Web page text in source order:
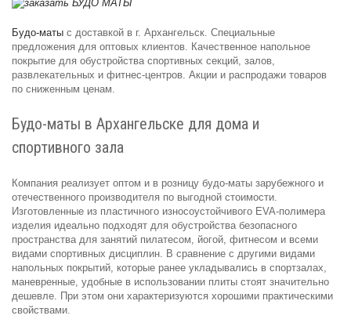
Будо-маты с доставкой в г. Архангельск. Специальные
предложения для оптовых клиентов. Качественное напольное
покрытие для обустройства спортивных секций, залов,
развлекательных и фитнес-центров. Акции и распродажи товаров
по сниженным ценам.
Будо-маты в Архангельске для дома и
спортивного зала
Компания реализует оптом и в розницу будо-маты зарубежного и
отечественного производителя по выгодной стоимости.
Изготовленные из пластичного износоустойчивого EVA-полимера
изделия идеально подходят для обустройства безопасного
пространства для занятий пилатесом, йогой, фитнесом и всеми
видами спортивных дисциплин. В сравнение с другими видами
напольных покрытий, которые ранее укладывались в спортзалах,
маневренные, удобные в использовании плиты стоят значительно
дешевле. При этом они характеризуются хорошими практическими
свойствами.